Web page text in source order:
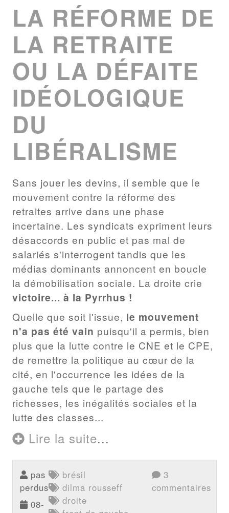
LA RÉFORME DE
LA RETRAITE
OU LA DÉFAITE
IDÉOLOGIQUE
DU
LIBÉRALISME
Sans jouer les devins, il semble que le
mouvement contre la réforme des
retraites arrive dans une phase
incertaine. Les syndicats expriment leurs
désaccords en public et pas mal de
salariés s'interrogent tandis que les
médias dominants annoncent en boucle
la démobilisation sociale. La droite crie
victoire... à la Pyrrhus !
Quelle que soit l'issue, le mouvement
n'a pas été vain puisqu'il a permis, bien
plus que la lutte contre le CNE et le CPE,
de remettre la politique au cœur de la
cité, en l'occurrence les idées de la
gauche tels que le partage des
richesses, les inégalités sociales et la
lutte des classes...
Lire la suite...
pas
perdus
08-
brésil
dilma rousseff
droite
3
commentaires